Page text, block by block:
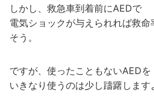
しかし、救急車到着前にAEDで
電気ショックが与えられれば救
そう。
ですが、使ったこともないAEDを
いきなり使うのは少し躊躇します